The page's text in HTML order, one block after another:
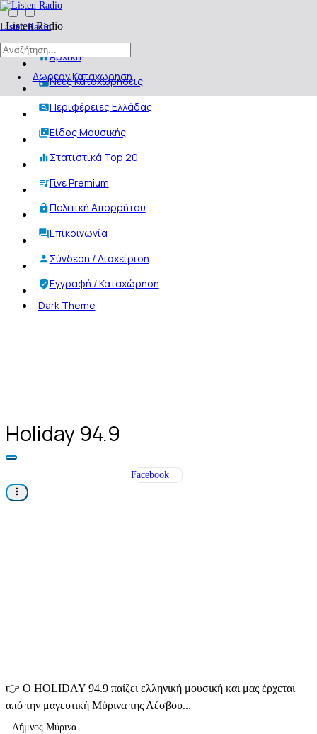
Listen Radio
Δωρεαν Καταχωρηση
Listen Radio
Αρχική
Νέες Καταχωρήσεις
Περιφέρειες Ελλάδας
Είδος Μουσικής
Στατιστικά Top 20
Γίνε Premium
Πολιτική Απορρήτου
Επικοινωνία
Σύνδεση / Διαχείριση
Εγγραφή / Καταχώρηση
Dark Theme
Holiday 94.9
Facebook
👉 Ο HOLIDAY 94.9 παίζει ελληνική μουσική και μας έρχεται
από την μαγευτική Μύρινα της Λέσβου...
Λήμνος Μύρινα